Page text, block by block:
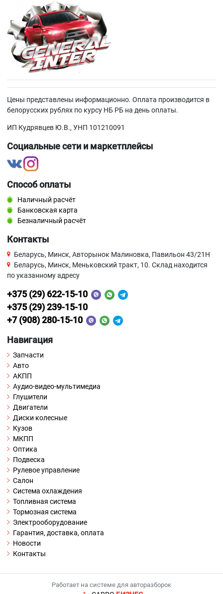
Цены представлены информационно. Оплата производится в
белорусских рублях по курсу НБ РБ на день оплаты.
ИП Кудрявцев Ю.В., УНП 101210091
Социальные сети и маркетплейсы
Способ оплаты
Наличный расчёт
Банковская карта
Безналичный расчёт
Контакты
Беларусь, Минск, Авторынок Малиновка, Павильон 43/21Н
Беларусь, Минск, Меньковский тракт, 10. Склад находится
по указанному адресу
+375 (29) 622-15-10
+375 (29) 239-15-10
+7 (908) 280-15-10
Навигация
Запчасти
Авто
АКПП
Аудио-видео-мультимедиа
Глушители
Двигатели
Диски колесные
Кузов
МКПП
Оптика
Подвеска
Рулевое управление
Салон
Система охлаждения
Топливная система
Тормозная система
Электрооборудование
Гарантия, доставка, оплата
Новости
Контакты
Работает на системе для авторазборок